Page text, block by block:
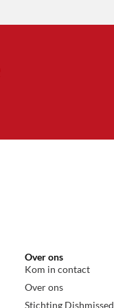
Over ons
Kom in contact
Over ons
Stichting Dishmissed